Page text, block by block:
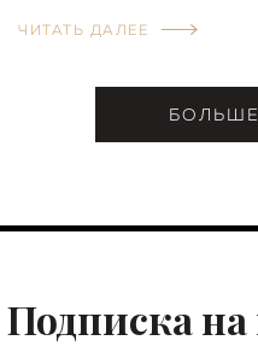
ЧИТАТЬ ДАЛЕЕ
Подписка на